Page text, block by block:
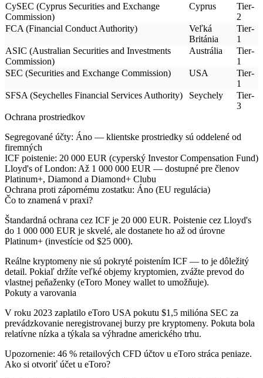
CySEC (Cyprus Securities and Exchange
Commission)
Cyprus
Tier-
2
FCA (Financial Conduct Authority)
Veľká
Británia
Tier-
1
ASIC (Australian Securities and Investments
Commission)
Austrália
Tier-
1
SEC (Securities and Exchange Commission)
USA
Tier-
1
SFSA (Seychelles Financial Services Authority)
Seychely
Tier-
3
Ochrana prostriedkov
Segregované účty: Áno — klientske prostriedky sú oddelené od
firemných
ICF poistenie: 20 000 EUR (cyperský Investor Compensation Fund)
Lloyd's of London: Až 1 000 000 EUR — dostupné pre členov
Platinum+, Diamond a Diamond+ Clubu
Ochrana proti zápornému zostatku: Áno (EU regulácia)
Čo to znamená v praxi?
Štandardná ochrana cez ICF je 20 000 EUR. Poistenie cez Lloyd's
do 1 000 000 EUR je skvelé, ale dostanete ho až od úrovne
Platinum+ (investície od $25 000).
Reálne kryptomeny nie sú pokryté poistením ICF — to je dôležitý
detail. Pokiaľ držíte veľké objemy kryptomien, zvážte prevod do
vlastnej peňaženky (eToro Money wallet to umožňuje).
Pokuty a varovania
V roku 2023 zaplatilo eToro USA pokutu $1,5 milióna SEC za
prevádzkovanie neregistrovanej burzy pre kryptomeny. Pokuta bola
relatívne nízka a týkala sa výhradne amerického trhu.
Upozornenie: 46 % retailových CFD účtov u eToro stráca peniaze.
Ako si otvoriť účet u eToro?